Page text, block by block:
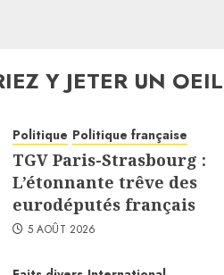
Y JETER UN OEIL
Politique Politique française
TGV Paris-Strasbourg :
L’étonnante trêve des
eurodéputés français
5 AOÛT 2026